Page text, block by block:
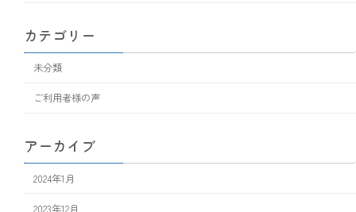
カテゴリー
未分類
ご利用者様の声
アーカイブ
2024年1月
2023年12月